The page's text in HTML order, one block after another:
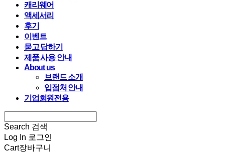
캐리웨어
액세서리
후기
이벤트
묻고 답하기
제품 사용 안내
About us
브랜드 소개
입점처 안내
기업회원전용
Search 검색
Log In 로그인
Cart장바구니